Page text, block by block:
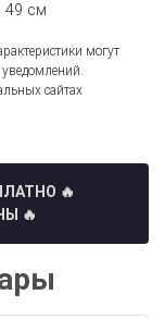
49 см
могут
сайтах
🔥
🔥